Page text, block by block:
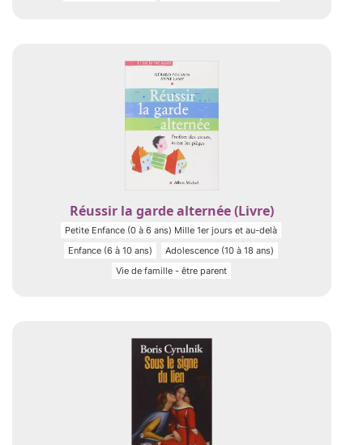
Réussir la garde alternée (Livre)
Petite Enfance (0 à 6 ans) Mille 1er jours et au-delà
Enfance (6 à 10 ans)
Adolescence (10 à 18 ans)
Vie de famille - être parent